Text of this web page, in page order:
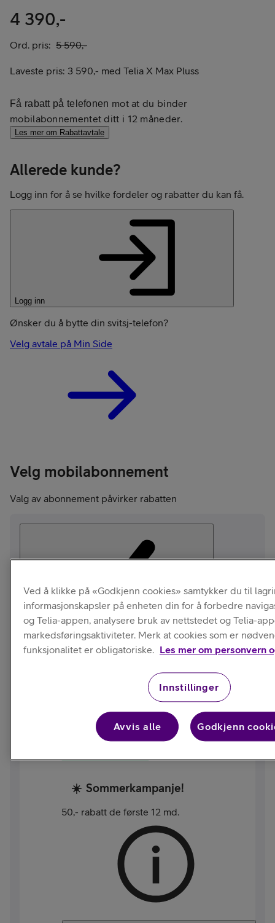
4 390,-
Ord. pris: 5 590,-
Laveste pris: 3 590,- med Telia X Max Pluss
Få rabatt på telefonen mot at du binder
mobilabonnementet ditt i 12 måneder.
Les mer om Rabattavtale
Allerede kunde?
Logg inn for å se hvilke fordeler og rabatter du kan få.
Logg inn
Ønsker du å bytte din svitsj-telefon?
Velg avtale på Min Side
Velg mobilabonnement
Valg av abonnement påvirker rabatten
30 år
,-/md.
ord. pris:
☀️ Sommerkampanje!
50,- rabatt de første 12 md.
Ved å klikke på «Godkjenn cookies» samtykker du til
informasjonskapsler på enheten din for å forbedre
og Telia-appen, analysere bruk av nettstedet og Telia-
markedsføringsaktiviteter. Merk at cookies som er
funksjonalitet er obligatoriske. Les mer om personvern
Innstillinger
Avvis alle Godkjenn